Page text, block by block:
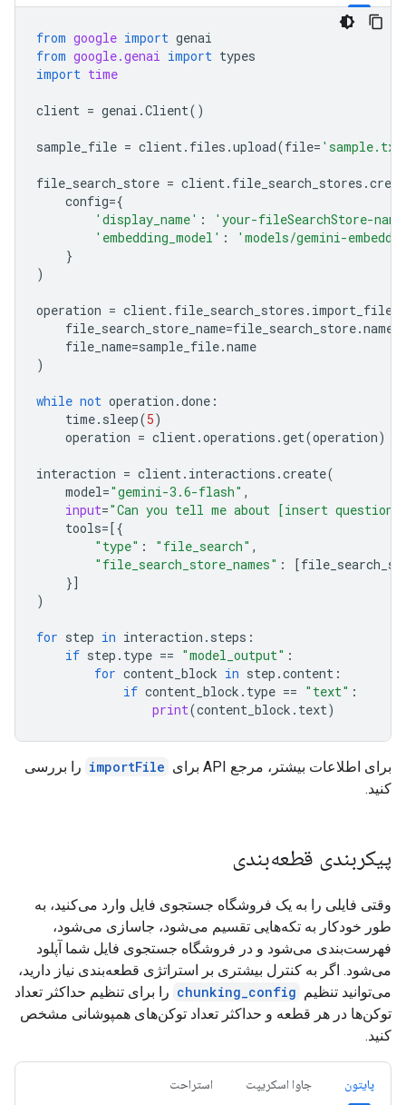
from google import genai
from google.genai import types
import time
client = genai .Client()
sample_file = client. files .upload(file=
file_search_store = client. file_search_stores .
config={
'display_name' :
'your-fileSearchStore-
'embedding_model' :
'models/gemini-
}
)
operation = client. file_search_stores . import_file
file_search_store_name=file_search_store.name
file_name=sample_file.name
)
while not operation .done :
time. sleep(5)
operation = client.operations .get(operation)
interaction = client. interactions .create(
model="gemini-3.6-flash" ,
input="Can you tell me about [insert
tools=[{
"type" : "file_search" ,
"file_search_store_names" : [
}]
)
for step in interaction . steps :
if step . type == "model_output" :
for content_block in step .content :
if content_block . type == "text" :
print(content_block . text)
برای اطلاعات بیشتر، مرجع API برای importFile را بررسی
کنید.
پیکربندی قطعه‌بندی
وقتی فایلی را به یک فروشگاه جستجوی فایل وارد می‌کنید، به
طور خودکار به تکه‌هایی تقسیم می‌شود، جاسازی می‌شود،
فهرست‌بندی می‌شود و در فروشگاه جستجوی فایل شما آپلود
می‌شود. اگر به کنترل بیشتری بر استراتژی قطعه‌بندی نیاز دارید،
می‌توانید تنظیم chunking_config را برای تنظیم حداکثر تعداد
توکن‌ها در هر قطعه و حداکثر تعداد توکن‌های همپوشانی مشخص
کنید.
پایتون جاوا اسکریپت استراحت